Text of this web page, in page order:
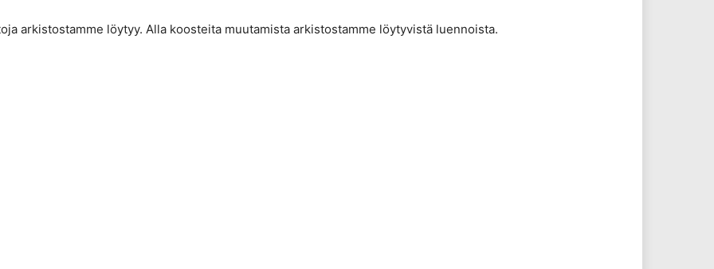
arkistostamme löytyy. Alla koosteita muutamista arkistostamme löytyvistä luennoista.